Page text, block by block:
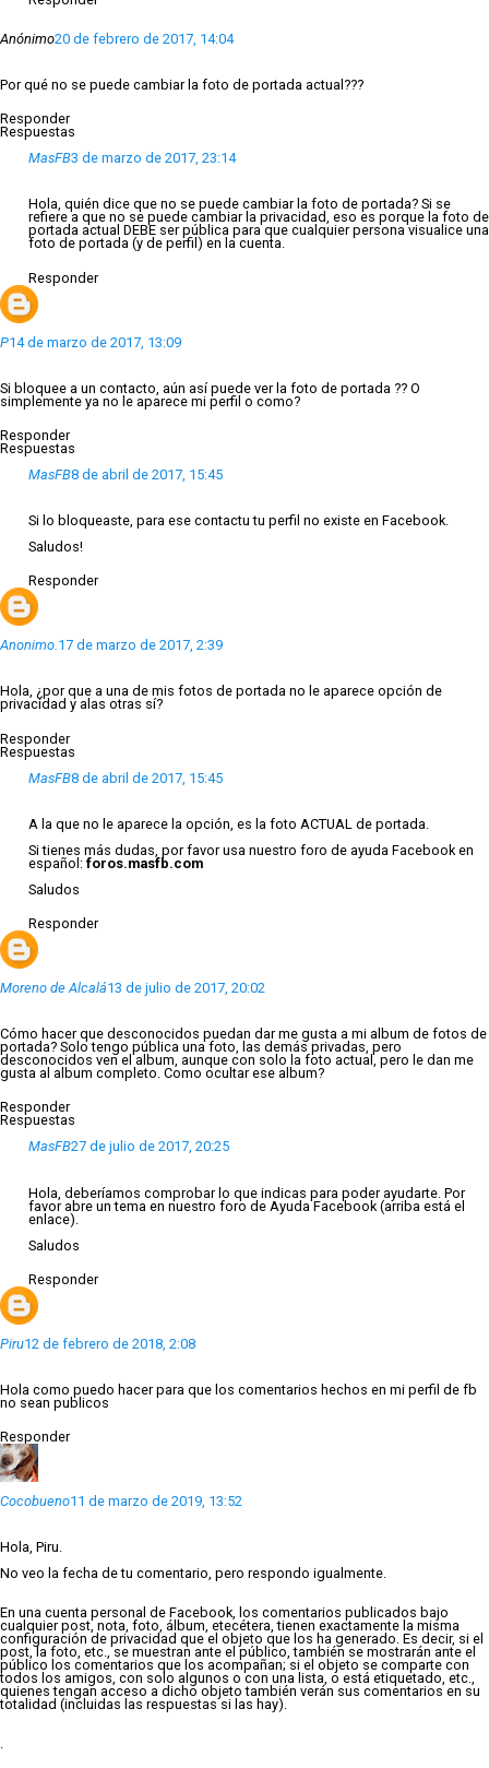
Anónimo20 de febrero de 2017, 14:04
Por qué no se puede cambiar la foto de portada actual???
Responder
Respuestas
MasFB3 de marzo de 2017, 23:14
Hola, quién dice que no se puede cambiar la foto de portada? Si se
refiere a que no se puede cambiar la privacidad, eso es porque la foto de
portada actual DEBE ser pública para que cualquier persona visualice una
foto de portada (y de perfil) en la cuenta.
Responder
P14 de marzo de 2017, 13:09
Si bloquee a un contacto, aún así puede ver la foto de portada ?? O
simplemente ya no le aparece mi perfil o como?
Responder
Respuestas
MasFB8 de abril de 2017, 15:45
Si lo bloqueaste, para ese contactu tu perfil no existe en Facebook.
Saludos!
Responder
Anonimo.17 de marzo de 2017, 2:39
Hola, ¿por que a una de mis fotos de portada no le aparece opción de
privacidad y alas otras sí?
Responder
Respuestas
MasFB8 de abril de 2017, 15:45
A la que no le aparece la opción, es la foto ACTUAL de portada.
Si tienes más dudas, por favor usa nuestro foro de ayuda Facebook en
español: foros.masfb.com
Saludos
Responder
Moreno de Alcalá13 de julio de 2017, 20:02
Cómo hacer que desconocidos puedan dar me gusta a mi album de fotos de
portada? Solo tengo pública una foto, las demás privadas, pero
desconocidos ven el album, aunque con solo la foto actual, pero le dan me
gusta al album completo. Como ocultar ese album?
Responder
Respuestas
MasFB27 de julio de 2017, 20:25
Hola, deberíamos comprobar lo que indicas para poder ayudarte. Por
favor abre un tema en nuestro foro de Ayuda Facebook (arriba está el
enlace).
Saludos
Responder
Piru12 de febrero de 2018, 2:08
Hola como puedo hacer para que los comentarios hechos en mi perfil de fb
no sean publicos
Responder
Cocobueno11 de marzo de 2019, 13:52
Hola, Piru.
No veo la fecha de tu comentario, pero respondo igualmente.
En una cuenta personal de Facebook, los comentarios publicados bajo
cualquier post, nota, foto, álbum, etecétera, tienen exactamente la misma
configuración de privacidad que el objeto que los ha generado. Es decir, si el
post, la foto, etc., se muestran ante el público, también se mostrarán ante el
público los comentarios que los acompañan; si el objeto se comparte con
todos los amigos, con solo algunos o con una lista, o está etiquetado, etc.,
quienes tengan acceso a dicho objeto también verán sus comentarios en su
totalidad (incluidas las respuestas si las hay).
.